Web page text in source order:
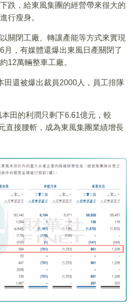
跌，給東風集團的經營帶來很大的
行瘦身。
關閉工廠、轉讓產能等方式來實現
月，有媒體還爆出東風日產關閉了
12萬輛整車工廠。
田還被爆出裁員2000人，員工排隊
田的利潤只剩下6.61億元，較
直接腰斬，成為東風集團業績增長